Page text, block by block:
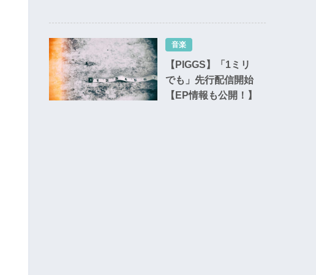
【PIGGS】「1ミリ
でも」先行配信開始
【EP情報も公開！】
音楽